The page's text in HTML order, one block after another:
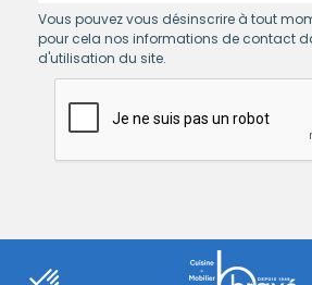
Vous pouvez vous désinscrire à tout
pour cela nos informations de contact
d'utilisation du site.